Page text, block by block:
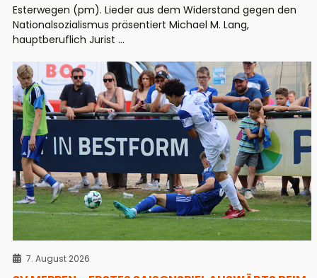
Esterwegen (pm). Lieder aus dem Widerstand gegen den
Nationalsozialismus präsentiert Michael M. Lang,
hauptberuflich Jurist ...
7. August 2026